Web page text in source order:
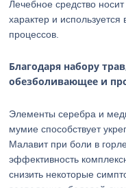
Лечебное средство
характер и
процессов.
Благодаря набору
обезболивающее и
Элементы серебра и
мумие способствует
Малавит при боли в
эффективность
снизить некоторые